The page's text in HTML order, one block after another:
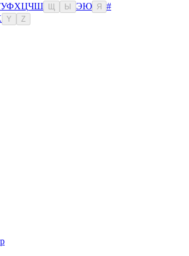
УФХЦЧШ Ы ЭЮ Я
#
Y Z